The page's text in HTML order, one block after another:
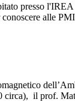
presso
alle
circa), il prof.